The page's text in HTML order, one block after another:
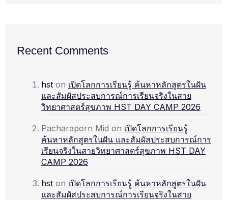
Recent Comments
hst on เปิดโลกการเรียนรู้ ค้นหาหลักสูตรในฝัน
และสัมผัสประสบการณ์การเรียนจริงในสาย
วิทยาศาสตร์สุขภาพ HST DAY CAMP 2026
Pacharaporn Mid on เปิดโลกการเรียนรู้
ค้นหาหลักสูตรในฝัน และสัมผัสประสบการณ์การ
เรียนจริงในสายวิทยาศาสตร์สุขภาพ HST DAY
CAMP 2026
hst on เปิดโลกการเรียนรู้ ค้นหาหลักสูตรในฝัน
และสัมผัสประสบการณ์การเรียนจริงในสาย